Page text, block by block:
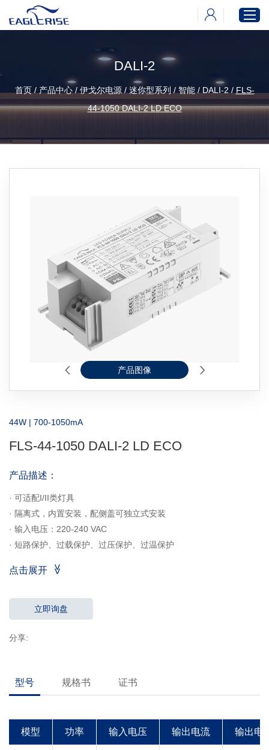
产品中心
新闻中心
DALI-2
首页 / 产品中心 / 伊戈尔电源 / 迷你型系列 / 智能 / DALI-2 / FLS-
44-1050 DALI-2 LD ECO
产品图像
44W | 700-1050mA
FLS-44-1050 DALI-2 LD ECO
产品描述：
· 可适配I/II类灯具
· 隔离式，内置安装，配侧盖可独立式安装
· 输入电压：220-240 VAC
· 短路保护、过载保护、过压保护、过温保护
· 支持DALI协议251、252及253
· 通过拨码调节输出电流，16档电流可调
· 效率> 89％；功率因数＞ 0.97
· 支持应急照明
点击展开
立即询盘
分享:
型号 规格书 证书
模型 功率 输入电压 输出电流 输出电